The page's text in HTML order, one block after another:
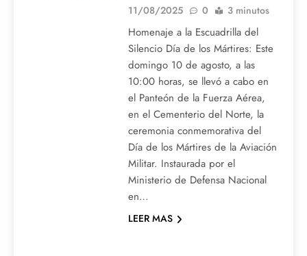
11/08/2025
0 3 minutos
Homenaje a la Escuadrilla del
Silencio Día de los Mártires: Este
domingo 10 de agosto, a las
10:00 horas, se llevó a cabo en
el Panteón de la Fuerza Aérea,
en el Cementerio del Norte, la
ceremonia conmemorativa del
Día de los Mártires de la Aviación
Militar. Instaurada por el
Ministerio de Defensa Nacional
en…
LEER MAS